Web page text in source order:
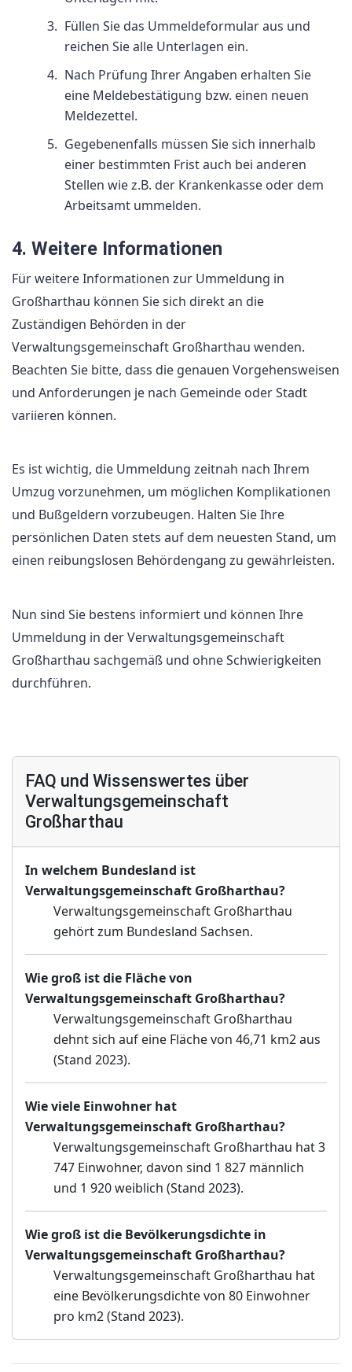
Füllen Sie das Ummeldeformular aus und
reichen Sie alle Unterlagen ein.
Nach Prüfung Ihrer Angaben erhalten Sie
eine Meldebestätigung bzw. einen neuen
Meldezettel.
Gegebenenfalls müssen Sie sich innerhalb
einer bestimmten Frist auch bei anderen
Stellen wie z.B. der Krankenkasse oder dem
Arbeitsamt ummelden.
4. Weitere Informationen
Für weitere Informationen zur Ummeldung in
Großharthau können Sie sich direkt an die
Zuständigen Behörden in der
Verwaltungsgemeinschaft Großharthau wenden.
Beachten Sie bitte, dass die genauen Vorgehensweisen
und Anforderungen je nach Gemeinde oder Stadt
variieren können.
Es ist wichtig, die Ummeldung zeitnah nach Ihrem
Umzug vorzunehmen, um möglichen Komplikationen
und Bußgeldern vorzubeugen. Halten Sie Ihre
persönlichen Daten stets auf dem neuesten Stand, um
einen reibungslosen Behördengang zu gewährleisten.
Nun sind Sie bestens informiert und können Ihre
Ummeldung in der Verwaltungsgemeinschaft
Großharthau sachgemäß und ohne Schwierigkeiten
durchführen.
FAQ und Wissenswertes über
Verwaltungsgemeinschaft
Großharthau
In welchem Bundesland ist
Verwaltungsgemeinschaft Großharthau?
Verwaltungsgemeinschaft Großharthau
gehört zum Bundesland Sachsen.
Wie groß ist die Fläche von
Verwaltungsgemeinschaft Großharthau?
Verwaltungsgemeinschaft Großharthau
dehnt sich auf eine Fläche von 46,71 km2 aus
(Stand 2023).
Wie viele Einwohner hat
Verwaltungsgemeinschaft Großharthau?
Verwaltungsgemeinschaft Großharthau hat 3
747 Einwohner, davon sind 1 827 männlich
und 1 920 weiblich (Stand 2023).
Wie groß ist die Bevölkerungsdichte in
Verwaltungsgemeinschaft Großharthau?
Verwaltungsgemeinschaft Großharthau hat
eine Bevölkerungsdichte von 80 Einwohner
pro km2 (Stand 2023).